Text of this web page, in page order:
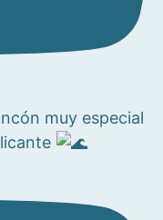
muy especial